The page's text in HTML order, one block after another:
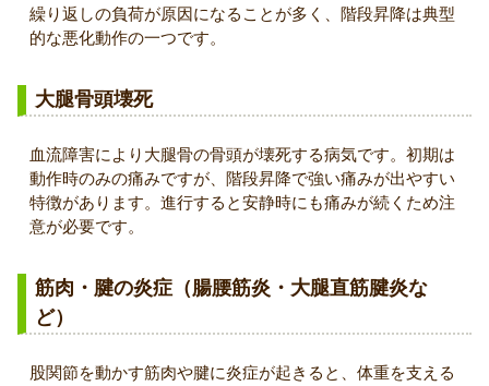
繰り返しの負荷が原因になることが多く、階段昇降は典型
的な悪化動作の一つです。
大腿骨頭壊死
血流障害により大腿骨の骨頭が壊死する病気です。初期は
動作時のみの痛みですが、階段昇降で強い痛みが出やすい
特徴があります。進行すると安静時にも痛みが続くため注
意が必要です。
筋肉・腱の炎症（腸腰筋炎・大腿直筋腱炎な
ど）
股関節を動かす筋肉や腱に炎症が起きると、体重を支える